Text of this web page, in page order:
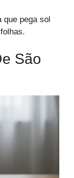
que pega sol
São